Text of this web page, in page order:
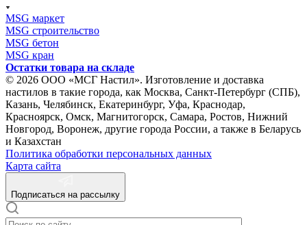
MSG маркет
MSG строительство
MSG бетон
MSG кран
Остатки товара на складе
© 2026 ООО «МСГ Настил». Изготовление и доставка
настилов в такие города, как Москва, Санкт-Петербург (СПБ),
Казань, Челябинск, Екатеринбург, Уфа, Краснодар,
Красноярск, Омск, Магнитогорск, Самара, Ростов, Нижний
Новгород, Воронеж, другие города России, а также в Беларусь
и Казахстан
Политика обработки персональных данных
Карта сайта
Подписаться на рассылку